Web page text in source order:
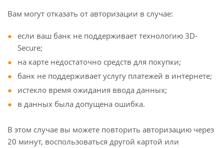
Вам могут отказать от авторизации в случае:
если ваш банк не поддерживает технологию 3D-
Secure;
на карте недостаточно средств для покупки;
банк не поддерживает услугу платежей в интернете;
истекло время ожидания ввода данных;
в данных была допущена ошибка.
В этом случае вы можете повторить авторизацию через
20 минут, воспользоваться другой картой или